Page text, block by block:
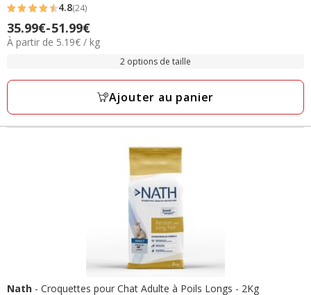
4.8
étoiles
avec
avis
4.8(24)
Prix
de
à
35.99€-51.99€
5.19€
À partir de 5.19€ / kg
2 options de taille
Ajouter au panier
Nath - Croquettes pour Chat Adulte à Poils Longs - 2Kg